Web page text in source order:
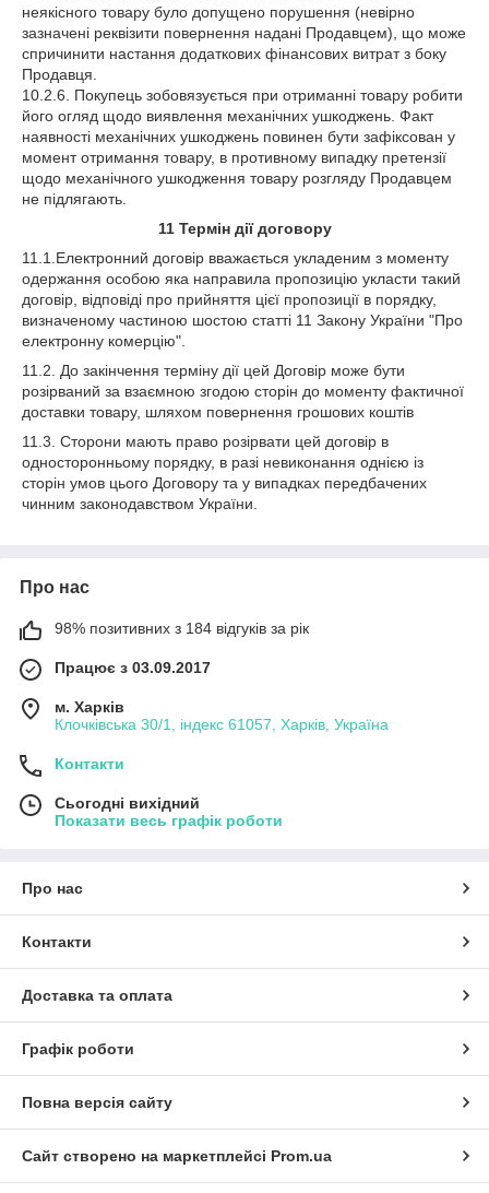
неякісного товару було допущено порушення (невірно
зазначені реквізити повернення надані Продавцем), що може
спричинити настання додаткових фінансових витрат з боку
Продавця.
10.2.6. Покупець зобовязується при отриманні товару робити
його огляд щодо виявлення механічних ушкоджень. Факт
наявності механічних ушкоджень повинен бути зафіксован у
момент отримання товару, в противному випадку претензії
щодо механічного ушкодження товару розгляду Продавцем
не підлягають.
11 Термін дії договору
11.1.Електронний договір вважається укладеним з моменту
одержання особою яка направила пропозицію укласти такий
договір, відповіді про прийняття цієї пропозиції в порядку,
визначеному частиною шостою статті 11 Закону України "Про
електронну комерцію".
11.2. До закінчення терміну дії цей Договір може бути
розірваний за взаємною згодою сторін до моменту фактичної
доставки товару, шляхом повернення грошових коштів
11.3. Сторони мають право розірвати цей договір в
односторонньому порядку, в разі невиконання однією із
сторін умов цього Договору та у випадках передбачених
чинним законодавством України.
Про нас
98% позитивних з 184 відгуків за рік
Працює з 03.09.2017
м. Харків
Клочківська 30/1, індекс 61057, Харків, Україна
Контакти
Сьогодні вихідний
Показати весь графік роботи
Про нас
Контакти
Доставка та оплата
Графік роботи
Повна версія сайту
Сайт створено на маркетплейсі Prom.ua